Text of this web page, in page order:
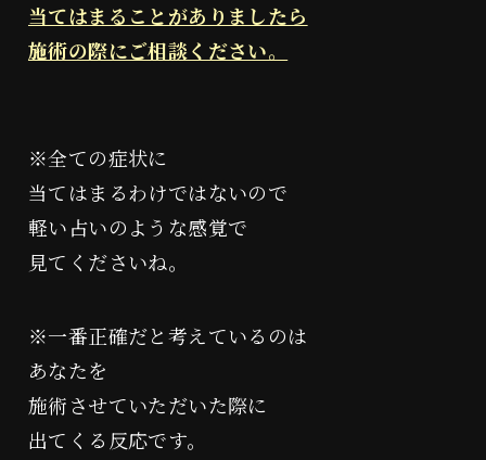
当てはまることがありましたら
施術の際にご相談ください。
※全ての症状に
当てはまるわけではないので
軽い占いのような感覚で
見てくださいね。
※一番正確だと考えているのは
あなたを
施術させていただいた際に
出てくる反応です。